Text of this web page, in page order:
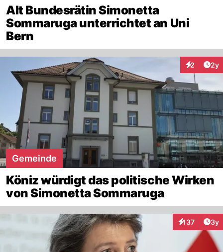
Alt Bundesrätin Simonetta
Sommaruga unterrichtet an Uni
Bern
2 2y
Gemeinde
Köniz würdigt das politische Wirken
von Simonetta Sommaruga
137
Interaktionen
3y